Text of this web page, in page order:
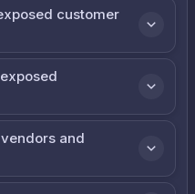
customer
and